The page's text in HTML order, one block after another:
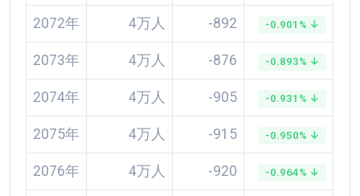
2072年 4万人 -892 -0.901% ↓
2073年 4万人 -876 -0.893% ↓
2074年 4万人 -905 -0.931% ↓
2075年 4万人 -915 -0.950% ↓
2076年 4万人 -920 -0.964% ↓